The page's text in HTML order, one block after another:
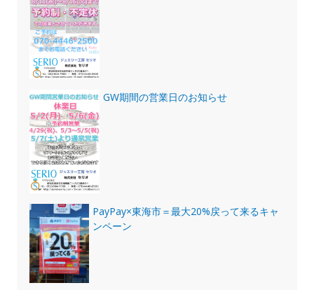
GW期間の営業日のお知らせ
PayPay×東海市＝最大20%戻って来るキャ
ンペーン